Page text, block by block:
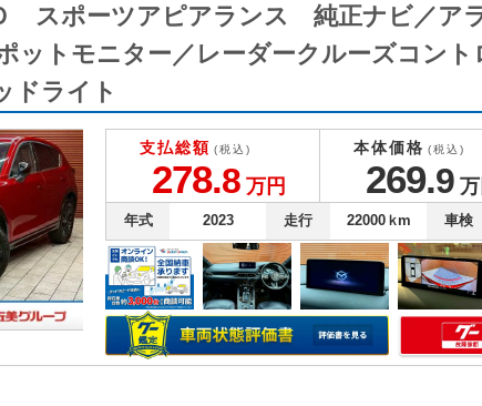
スポーツアピアランス 純正ナビ／ア
ットモニター／レーダークルーズコン
ドライト
支払総額 (税込)
278.8 万円
本体価格 (税込)
269.9 万
年式 2023 走行 22000ｋm 車検